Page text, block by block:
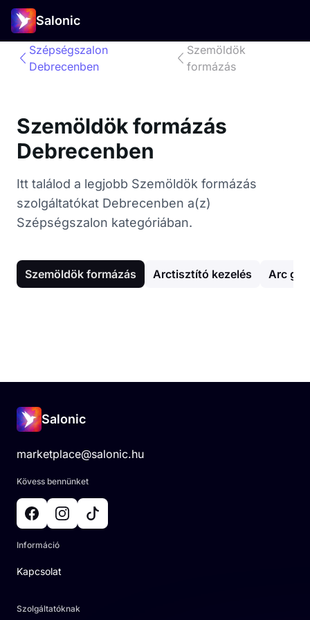
Salonic
Szépségszalon
Debrecenben
Szemöldök
formázás
Szemöldök formázás
Debrecenben
Itt találod a legjobb Szemöldök formázás
szolgáltatókat Debrecenben a(z)
Szépségszalon kategóriában.
Szemöldök formázás Arctisztító kezelés Arc
Salonic
marketplace@salonic.hu
Kövess bennünket
Információ
Kapcsolat
Szolgáltatóknak